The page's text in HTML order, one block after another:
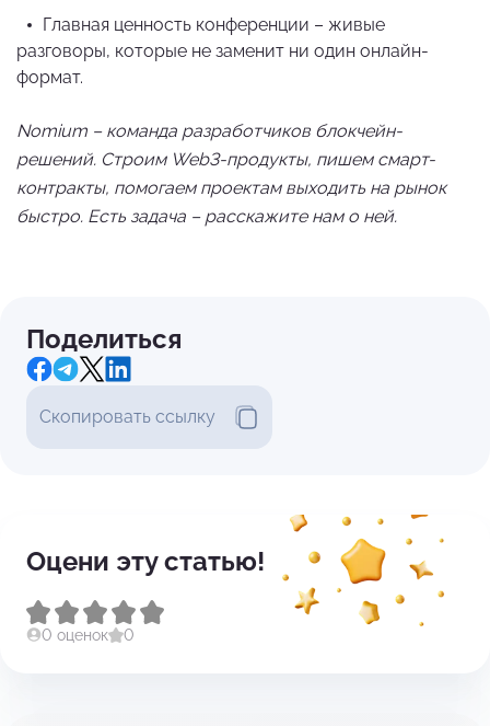
Главная ценность конференции – живые
разговоры, которые не заменит ни один онлайн-
формат.
Nomium – команда разработчиков блокчейн-
решений. Строим Web3-продукты, пишем смарт-
контракты, помогаем проектам выходить на рынок
быстро. Есть задача – расскажите нам о ней.
Поделиться
Скопировать ссылку
Оцени эту статью!
0 оценок 0